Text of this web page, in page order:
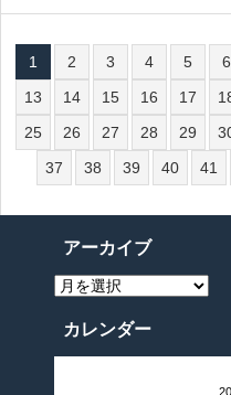
1 2 3 4 5 6
13
14 15 16 17
25
26 27 28 29
37
38 39 40 41
アーカイブ
ア
ー
イ
ブ
カレンダー